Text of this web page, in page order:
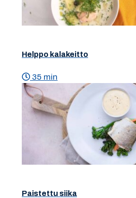
Helppo kalakeitto
35 min
Paistettu siika